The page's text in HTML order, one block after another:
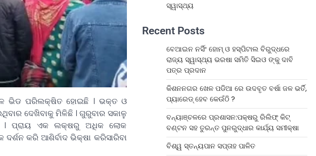
ଭିଡ ପରିଲକ୍ଷିତ ହୋଇଛି । ଭକ୍ତ ଓ
ଦେଖିବାକୁ ମିଳିଛି । ଗୁରୁବାର ସକାଳୁ
। ପ୍ରାୟ ଏକ ଲକ୍ଷରୁ ଅଧିକ ଲୋକ
କରି ଆଶିର୍ବାଦ ଭିକ୍ଷା କରିସାରିବା
ସ୍ୱାସ୍ଥ୍ୟ
Recent Posts
ବେଆଇନ ନର୍ସିଂ ହୋମ୍ ଓ ହସ୍ପିଟାଲ ବିରୁଦ୍ଧରେ
ରାଜ୍ୟ ସ୍ୱାସ୍ଥ୍ୟ ଭରଷା ସମିତି ସିଇଓ ଙ୍କୁ ଦାବି
ପତ୍ର ପ୍ରଦାନ
କିଶନନଗର ଖେଳ ପଡିଆ ରେ ଉଦବୃତ ବର୍ଷା ଜଳ ଭର୍ତି,
ପ୍ୟାରେଡ୍ ହେବ କେଉଁଠି ?
ବନ୍ୟାଞ୍ଚଳରେ ପ୍ରଶାସନ:ପକ୍ଷରୁ ରିଲିଫ୍ କିଟ୍
ବଣ୍ଟନ ସହ ତୁରନ୍ତ ପୁନରୁଦ୍ଧାର କାର୍ଯ୍ୟ ସମୀକ୍ଷା
ବିଶ୍ୱ ସ୍ତନ୍ୟପାନ ସପ୍ତାହ ପାଳିତ